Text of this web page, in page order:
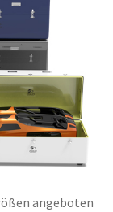
angeboten